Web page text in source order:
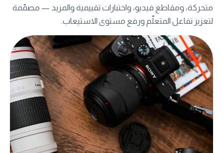
متحركة، ومقاطع فيديو، واختبارات تقييمية والمزيد — مصمّمة
لتعزيز تفاعل المتعلّم ورفع مستوى الاستيعاب.